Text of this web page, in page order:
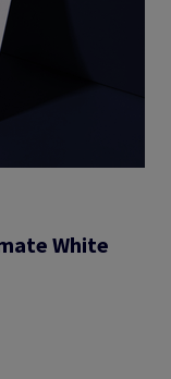
White